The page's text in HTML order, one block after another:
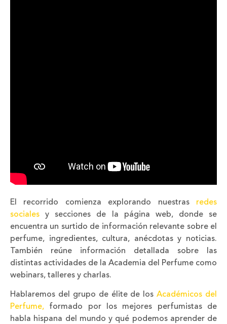
El recorrido comienza explorando nuestras redes
sociales y secciones de la página web, donde se
encuentra un surtido de información relevante sobre el
perfume, ingredientes, cultura, anécdotas y noticias.
También reúne información detallada sobre las
distintas actividades de la Academia del Perfume como
webinars, talleres y charlas.
Hablaremos del grupo de élite de losAcadémicos del
Perfume, formado por los mejores perfumistas de
habla hispana del mundo y qué podemos aprender de